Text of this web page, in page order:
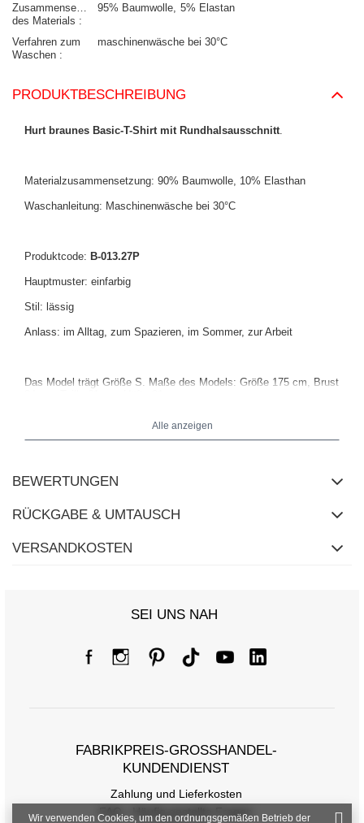
Zusammensetzung
des Materials
95% Baumwolle 5% Elastan
Verfahren zum
Waschen
maschinenwäsche bei 30°C
PRODUKTBESCHREIBUNG
Hurt braunes Basic-T-Shirt mit Rundhalsausschnitt
Materialzusammensetzung: 90% Baumwolle, 10% Elasthan
Waschanleitung: Maschinenwäsche bei 30°C
Produktcode: B-013.27P
Hauptmuster: einfarbig
Stil: lässig
Anlass: im Alltag, zum Spazieren, im Sommer, zur Arbeit
Das Model trägt Größe S. Maße des Models: Größe 175 cm, Brust
Größentabelle
Größe XS S M L XL 2XL
Alle anzeigen
BEWERTUNGEN
RÜCKGABE & UMTAUSCH
VERSANDKOSTEN
SEI UNS NAH
FABRIKPREIS-GROSSHANDEL-K
UNDENDIENST
Zahlung und Lieferkosten
FAQ - Häufig gestellte Fragen
Wir verwenden Cookies, um den ordnungsgemäßen Betrieb der